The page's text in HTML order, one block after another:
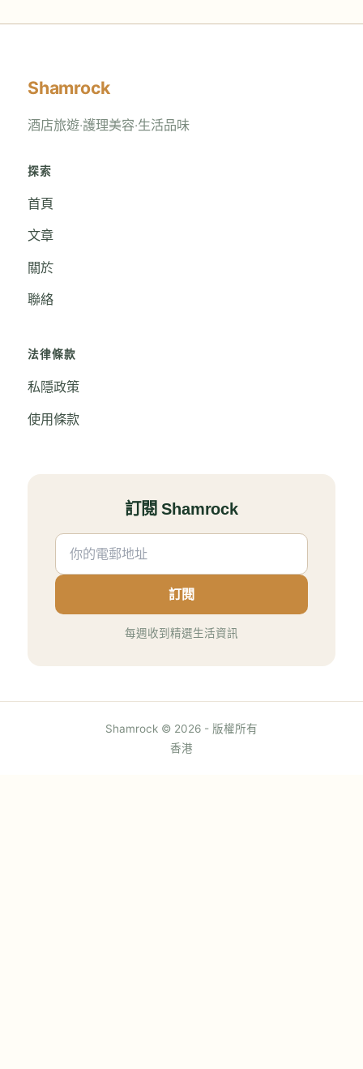
Shamrock
酒店旅遊‧護理美容‧生活品味
探索
首頁
文章
關於
聯絡
法律條款
私隱政策
使用條款
訂閱 Shamrock
訂閱
每週收到精選生活資訊
Shamrock © 2026 - 版權所有
香港